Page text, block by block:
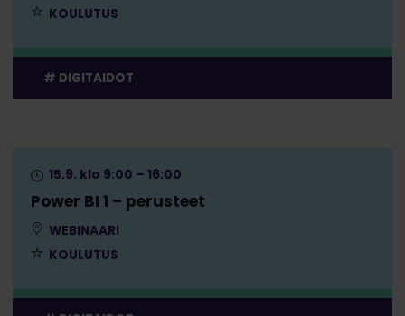
KOULUTUS
DIGITAIDOT
Power BI 1 – perusteet
15.9. klo 9:00 – 16:00
WEBINAARI
KOULUTUS